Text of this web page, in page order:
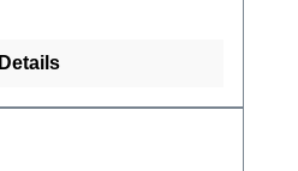
Details